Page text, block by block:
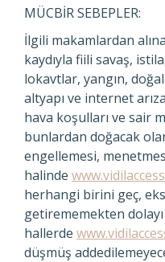
MÜCBİR SEBEPLER:
İlgili makamlardan
kaydıyla fiili savaş,
lokavtlar, yangın,
altyapı ve internet
hava koşulları ve sair
bunlardan doğacak
engellemesi,
halinde
herhangi birini geç,
getirememekten
hallerde
düşmüş